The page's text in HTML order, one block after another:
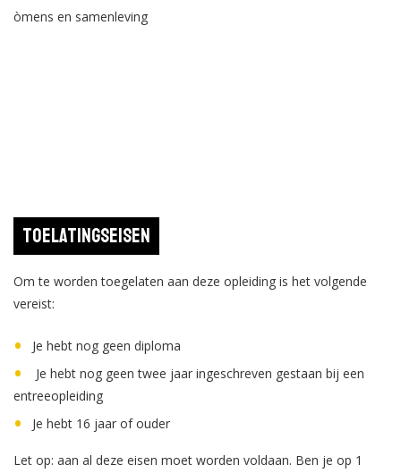
òmens en samenleving
Toelatingseisen
Om te worden toegelaten aan deze opleiding is het volgende
vereist:
Je hebt nog geen diploma
Je hebt nog geen twee jaar ingeschreven gestaan bij een
entreeopleiding
Je hebt 16 jaar of ouder
Let op: aan al deze eisen moet worden voldaan. Ben je op 1